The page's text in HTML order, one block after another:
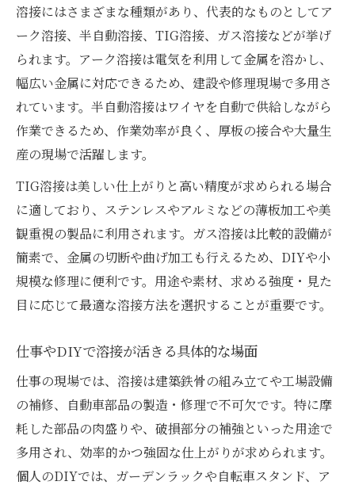
介
各溶接方法の違いと用途別のメリット解説
溶接方法選びのポイントと作業効率の関係
DIYと仕事で使い分ける溶接種類の基準
はんだとの違いから学ぶ溶接の特徴
溶接とはんだの違いを初心者向けに解説
溶接が求められる強度や耐久性の理由とは
用途ごとに異なる溶接とはんだの使い分け
溶接の仕上がりや接合の美しさの違い分析
仕事やDIYで選ぶべき溶接の特徴と魅力
用途別に見る溶接のメリットと応用例
溶接のメリットを活かす用途別の実例集
溶接で実現できる強度と気密性の活用法
DIYで便利な溶接の応用と工夫ポイント
溶接が幅広く役立つ理由と選ばれる秘密
溶接にはさまざまな種類があり、代表的なものとしてア
ーク溶接、半自動溶接、TIG溶接、ガス溶接などが挙げ
られます。アーク溶接は電気を利用して金属を溶かし、
幅広い金属に対応できるため、建設や修理現場で多用さ
れています。半自動溶接はワイヤを自動で供給しながら
作業できるため、作業効率が良く、厚板の接合や大量生
産の現場で活躍します。
TIG溶接は美しい仕上がりと高い精度が求められる場合
に適しており、ステンレスやアルミなどの薄板加工や美
観重視の製品に利用されます。ガス溶接は比較的設備が
簡素で、金属の切断や曲げ加工も行えるため、DIYや小
規模な修理に便利です。用途や素材、求める強度・見た
目に応じて最適な溶接方法を選択することが重要です。
仕事やDIYで溶接が活きる具体的な場面
仕事の現場では、溶接は建築鉄骨の組み立てや工場設備
の補修、自動車部品の製造・修理で不可欠です。特に摩
耗した部品の肉盛りや、破損部分の補強といった用途で
多用され、効率的かつ強固な仕上がりが求められます。
個人のDIYでは、ガーデンラックや自転車スタンド、ア